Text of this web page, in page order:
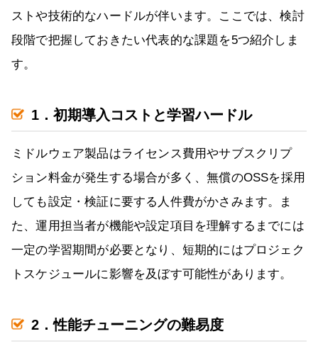
ストや技術的なハードルが伴います。ここでは、検討
段階で把握しておきたい代表的な課題を5つ紹介しま
す。
1．初期導入コストと学習ハードル
ミドルウェア製品はライセンス費用やサブスクリプ
ション料金が発生する場合が多く、無償のOSSを採用
しても設定・検証に要する人件費がかさみます。ま
た、運用担当者が機能や設定項目を理解するまでには
一定の学習期間が必要となり、短期的にはプロジェク
トスケジュールに影響を及ぼす可能性があります。
2．性能チューニングの難易度